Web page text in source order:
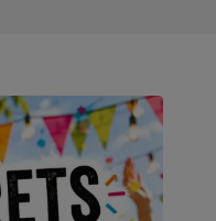
Argentina
Australien
Chile
Danmark
Gamay
Malbec
Pinot Noir
Sangiovese